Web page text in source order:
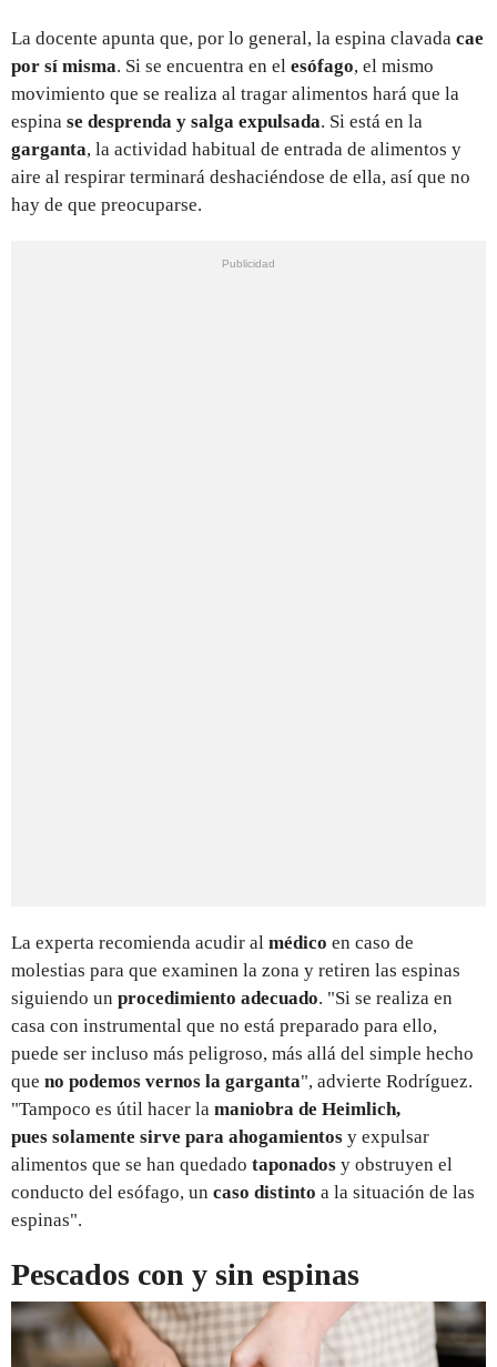
La docente apunta que, por lo general, la espina clavada cae
por sí misma. Si se encuentra en el esófago, el mismo
movimiento que se realiza al tragar alimentos hará que la
espina se desprenda y salga expulsada. Si está en la
garganta, la actividad habitual de entrada de alimentos y
aire al respirar terminará deshaciéndose de ella, así que no
hay de que preocuparse.
La experta recomienda acudir al médico en caso de
molestias para que examinen la zona y retiren las espinas
siguiendo un procedimiento adecuado. "Si se realiza en
casa con instrumental que no está preparado para ello,
puede ser incluso más peligroso, más allá del simple hecho
que no podemos vernos la garganta", advierte Rodríguez.
"Tampoco es útil hacer la maniobra de Heimlich,
pues solamente sirve para ahogamientos y expulsar
alimentos que se han quedado taponados y obstruyen el
conducto del esófago, un caso distinto a la situación de las
espinas".
Pescados con y sin espinas